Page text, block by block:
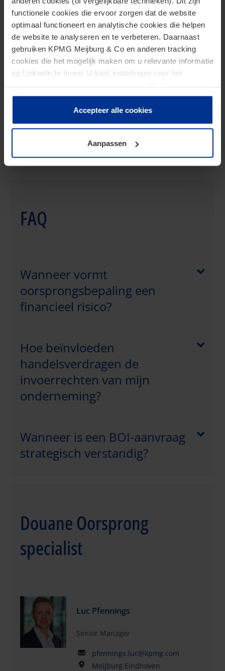
functionele cookies die ervoor zorgen dat de website
optimaal functioneert en analytische cookies die helpen
de website te analyseren en te verbeteren. Daarnaast
gebruiken KPMG Meijburg & Co en anderen tracking
cookies die het mogelijk maken om u relevante informatie
op LinkedIn te tonen. U kunt instellingen voor het
te klikken. Als u op “Accepteer alle cookies” klikt, geeft u
toestemming voor het gebruik van alle cookies. Deze
toestemming kunt u altijd weer intrekken.
Accepteer alle cookies
Aanpassen
bindende oorsprongsinlichting (BOI) aangevraagd. In
de EU is deze BOI drie jaar geldig. Dankzij onze
ervaren specialisten weten wij precies of men in
aanmerking komt voor een begunstigde BOI.
Daarnaast begeleiden wij graag bij het opstellen en
indienen van de betreffende aanvraag.
Links & Downloads
FAQ
Wanneer vormt
oorsprongsbepaling een
financieel risico?
Hoe beïnvloeden
handelsverdragen de
invoerrechten van mijn
onderneming?
Wanneer is een BOI-aanvraag
strategisch verstandig?
Douane Oorsprong
specialist
Luc Pfennings
Senior Manager
pfennings.luc@kpmg.com
Meijburg Eindhoven